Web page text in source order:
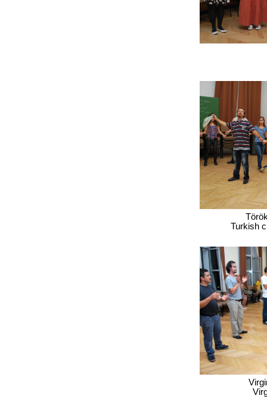
Turkish